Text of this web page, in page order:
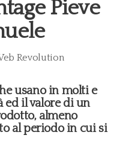
Pieve
Revolution
usano in molti e
ed il valore di un
almeno
al periodo in cui si